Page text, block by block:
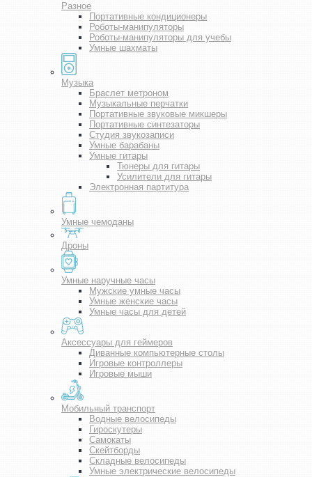
Разное
Портативные кондиционеры
Роботы-манипуляторы
Роботы-манипуляторы для учебы
Умные шахматы
Музыка
Браслет метроном
Музыкальные перчатки
Портативные звуковые микшеры
Портативные синтезаторы
Студия звукозаписи
Умные барабаны
Умные гитары
Тюнеры для гитары
Усилители для гитары
Электронная партитура
Умные чемоданы
Дроны
Умные наручные часы
Мужские умные часы
Умные женские часы
Умные часы для детей
Аксессуары для геймеров
Диванные компьютерные столы
Игровые контроллеры
Игровые мыши
Мобильный транспорт
Водные велосипеды
Гироскутеры
Самокаты
Скейтборды
Складные велосипеды
Умные электрические велосипеды